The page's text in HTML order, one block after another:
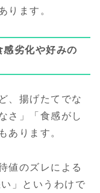
ります。
劣化や好みの
、揚げたてでな
さ」「食感がし
あります。
値のズレによる
」というわけで